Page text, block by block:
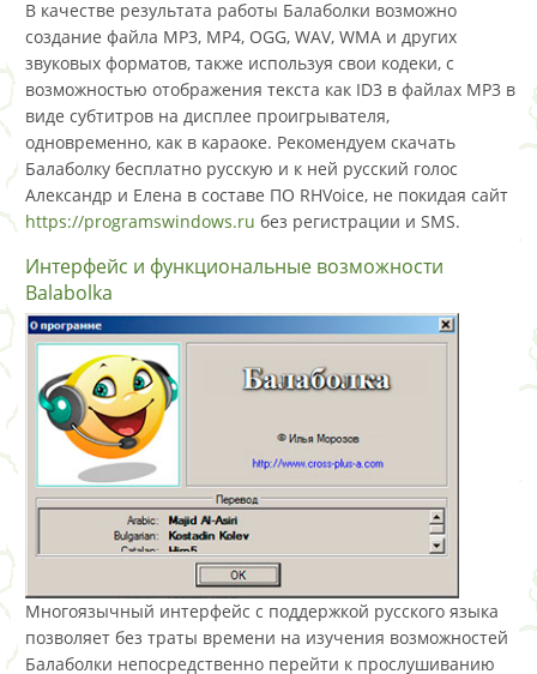
В качестве результата работы Балаболки возможно
создание файла MP3, MP4, OGG, WAV, WMA и других
звуковых форматов, также используя свои кодеки, с
возможностью отображения текста как ID3 в файлах MP3 в
виде субтитров на дисплее проигрывателя,
одновременно, как в караоке. Рекомендуем скачать
Балаболку бесплатно русскую и к ней русский голос
Александр и Елена в составе ПО RHVoice, не покидая сайт
https://programswindows.ru без регистрации и SMS.
Интерфейс и функциональные возможности
Balabolka
Многоязычный интерфейс с поддержкой русского языка
позволяет без траты времени на изучения возможностей
Балаболки непосредственно перейти к прослушиванию